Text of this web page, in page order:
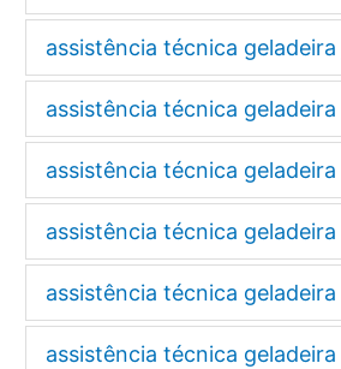
assistência técnica
assistência técnica
assistência técnica geladeira
assistência técnica
assistência técnica
assistência técnica